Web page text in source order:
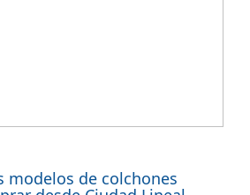
modelos de colchones